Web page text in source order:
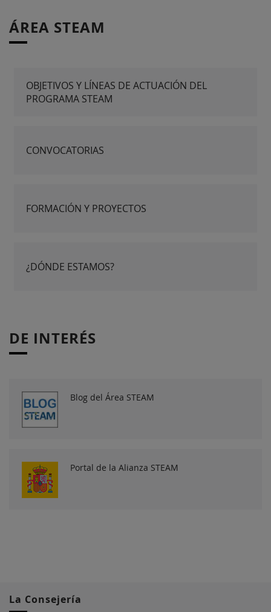
ÁREA STEAM
OBJETIVOS Y LÍNEAS DE ACTUACIÓN DEL
PROGRAMA STEAM
CONVOCATORIAS
FORMACIÓN Y PROYECTOS
¿DÓNDE ESTAMOS?
DE INTERÉS
Blog del Área STEAM
Portal de la Alianza STEAM
La Consejería